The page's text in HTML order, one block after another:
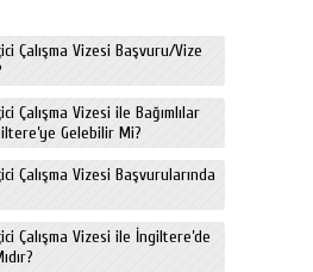
Çalışma Vizesi Başvuru/Vize
Çalışma Vizesi ile Bağımlılar
Gelebilir Mi?
Çalışma Vizesi Başvurularında
Çalışma Vizesi ile İngiltere’de